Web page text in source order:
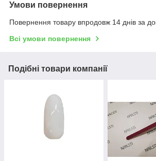
Умови повернення
Повернення товару впродовж 14 днів за
Всі умови повернення
Подібні товари компанії